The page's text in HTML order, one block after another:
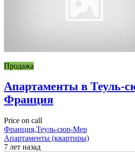
Продажа
Апартаменты в Теуль-
Франция
Price on call
Франция,Теуль-сюр-Мер
Апартаменты (квартиры)
7 лет назад